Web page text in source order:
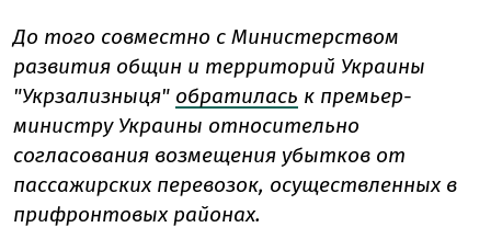
До того совместно с Министерством
развития общин и территорий Украины
"Укрзализныця" обратилась к премьер-
министру Украины относительно
согласования возмещения убытков от
пассажирских перевозок, осуществленных в
прифронтовых районах.